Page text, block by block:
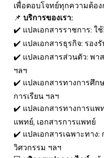
เพื่อตอบโจทย์ทุกความต้อ
📌 บริการของเรา:
✔️ แปลเอกสารราชการ: ใ
✔️ แปลเอกสารธุรกิจ: รอง
✔️ แปลเอกสารส่วนตัว: พา
ฯลฯ
✔️ แปลเอกสารทางการศึก
การเรียน ฯลฯ
✔️ แปลเอกสารทางการแพ
แพทย์, เอกสารการแพทย์
✔️ แปลเอกสารเฉพาะทาง:
วิศวกรรม ฯลฯ